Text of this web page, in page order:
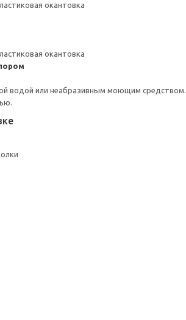
окантовка
окантовка
водой или неабразивным моющим средством.